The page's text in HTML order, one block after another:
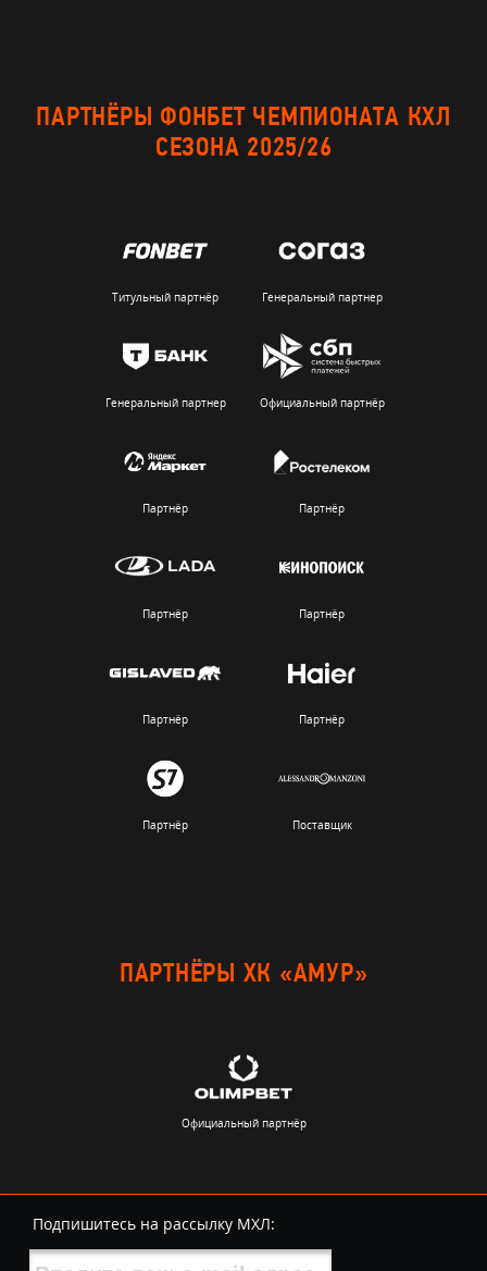
ПАРТНЁРЫ ФОНБЕТ ЧЕМПИОНАТА КХЛ
СЕЗОНА 2025/26
Титульный партнёр Генеральный партнер
Генеральный партнер Официальный партнёр
Партнёр Партнёр
Партнёр Партнёр
Партнёр Партнёр
Партнёр Поставщик
ПАРТНЁРЫ ХК «АМУР»
Официальный партнёр
Подпишитесь на рассылку МХЛ: